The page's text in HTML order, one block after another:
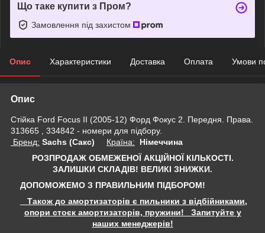
Що таке купити з Пром?
Замовлення під захистом
Опис Характеристики Доставка Оплата Умови
Опис
Стійка Ford Focus II (2005-12) Форд Фокус 2. Передня. Права.
313665 , 334842 - номери для підбору.
Бренд: Sachs (Сакс) Країна: Німеччина
РОЗПРОДАЖ ОБМЕЖЕНОЇ АКЦІЙНОЇ КІЛЬКОСТІ.
ЗАЛИШКИ СКЛАДІВ! ВЕЛИКІ ЗНИЖКИ.
ДОПОМОЖЕМО З ПРАВИЛЬНИМ ПІДБОРОМ!
Також до амортизаторів є пильники з відбійниками,
опори стоєк амортизаторів, пружини! Запитуйте у
наших менеджерів!